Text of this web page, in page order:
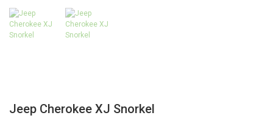
Jeep Cherokee XJ Snorkel